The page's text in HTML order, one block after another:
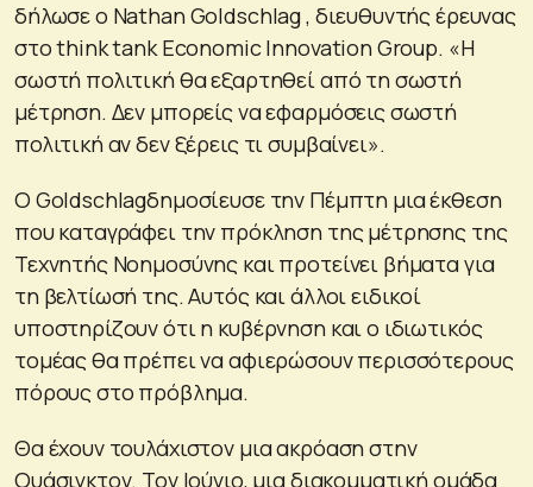
δήλωσε ο Nathan Goldschlag , διευθυντής έρευνας
στο think tank Economic Innovation Group. «Η
σωστή πολιτική θα εξαρτηθεί από τη σωστή
μέτρηση. Δεν μπορείς να εφαρμόσεις σωστή
πολιτική αν δεν ξέρεις τι συμβαίνει».
Ο Goldschlagδημοσίευσε την Πέμπτη μια έκθεση
που καταγράφει την πρόκληση της μέτρησης της
Τεχνητής Νοημοσύνης και προτείνει βήματα για
τη βελτίωσή της. Αυτός και άλλοι ειδικοί
υποστηρίζουν ότι η κυβέρνηση και ο ιδιωτικός
τομέας θα πρέπει να αφιερώσουν περισσότερους
πόρους στο πρόβλημα.
Θα έχουν τουλάχιστον μια ακρόαση στην
Ουάσιγκτον. Τον Ιούνιο, μια διακομματική ομάδα